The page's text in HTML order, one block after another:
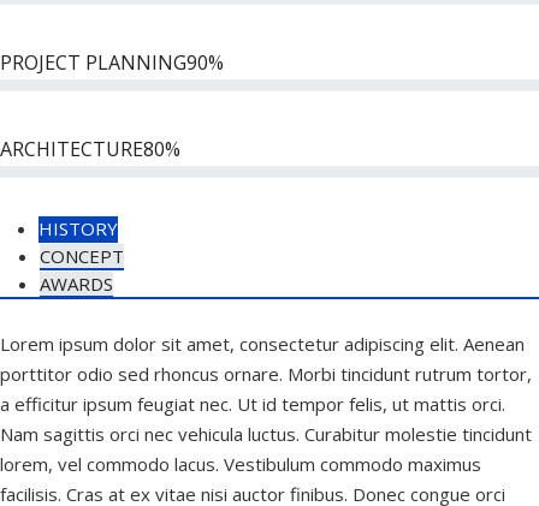
PROJECT PLANNING90%
ARCHITECTURE80%
HISTORY
CONCEPT
AWARDS
Lorem ipsum dolor sit amet, consectetur adipiscing elit. Aenean
porttitor odio sed rhoncus ornare. Morbi tincidunt rutrum tortor,
a efficitur ipsum feugiat nec. Ut id tempor felis, ut mattis orci.
Nam sagittis orci nec vehicula luctus. Curabitur molestie tincidunt
lorem, vel commodo lacus. Vestibulum commodo maximus
facilisis. Cras at ex vitae nisi auctor finibus. Donec congue orci